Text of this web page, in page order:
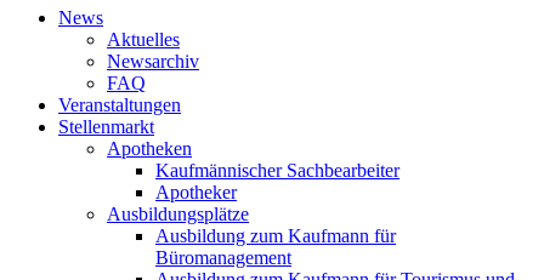
News
Aktuelles
Newsarchiv
FAQ
Veranstaltungen
Stellenmarkt
Apotheken
Kaufmännischer Sachbearbeiter
Apotheker
Ausbildungsplätze
Ausbildung zum Kaufmann für
Büromanagement